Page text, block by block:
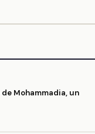
Mohammadia, un